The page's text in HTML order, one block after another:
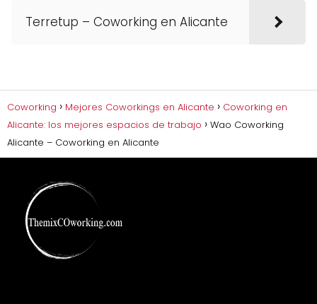
Terretup – Coworking en Alicante
Coworking Mejores Coworkings en Alicante
Coworking en
Alicante: los mejores espacios de trabajo
Wao Coworking
Alicante – Coworking en Alicante